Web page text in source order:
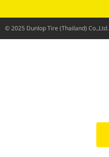
© 2025 Dunlop Tire (Thailand) Co.,Ltd.